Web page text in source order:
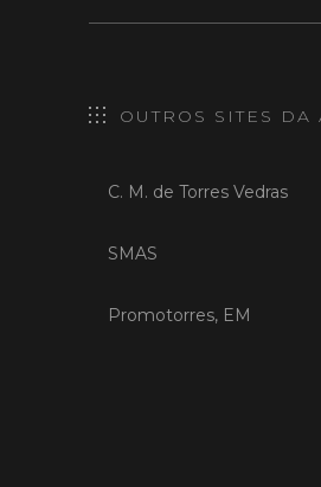
OUTROS SITES DA
C. M. de Torres Vedras
SMAS
Promotorres, EM